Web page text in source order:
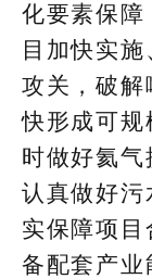
化要素保障
目加快实
攻关，破解
快形成可规
时做好氦
认真做好污
实保障项
备配套产业